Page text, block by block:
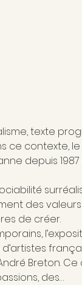
texte
ce contexte,
depuis
des
de créer.
Breton.
des…